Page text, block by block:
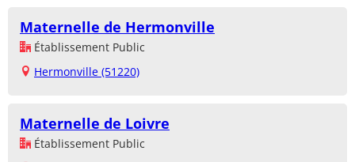
Maternelle de Hermonville
Établissement Public
Hermonville (51220)
Maternelle de Loivre
Établissement Public